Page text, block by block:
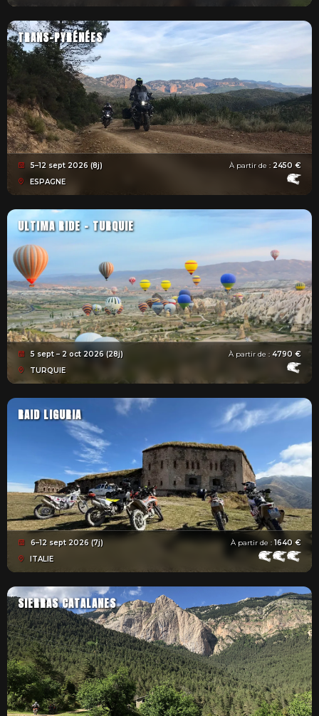
TRANS-PYRÉNÉES
5–12 sept 2026 (8j)
ESPAGNE
À partir de : 2450 €
ULTIMA RIDE - TURQUIE
5 sept – 2 oct 2026 (28j)
TURQUIE
À partir de : 4790 €
RAID LIGURIA
6–12 sept 2026 (7j)
ITALIE
À partir de : 1640 €
SIERRAS CATALANES